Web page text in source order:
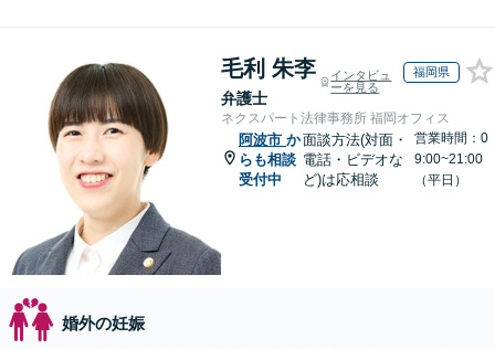
毛利 朱李
弁護士
インタビュ
ーを見る
福岡県
ネクスパート法律事務所 福岡オフィス
阿波市 か
らも相談
受付中
面談方法(対面・
電話・ビデオな
ど)は応相談
営業時間：0
9:00~21:00
（平日）
婚外の妊娠